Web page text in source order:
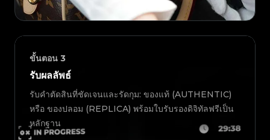
ขั้นตอน 3
รับผลลัพธ์
รับคำตัดสินที่ชัดเจนและรัดกุม: ของแท้ (AUTHENTIC)
หรือ ของปลอม (REPLICA) พร้อมใบรับรองดิจิทัลฟรีเป็น
หลักฐาน